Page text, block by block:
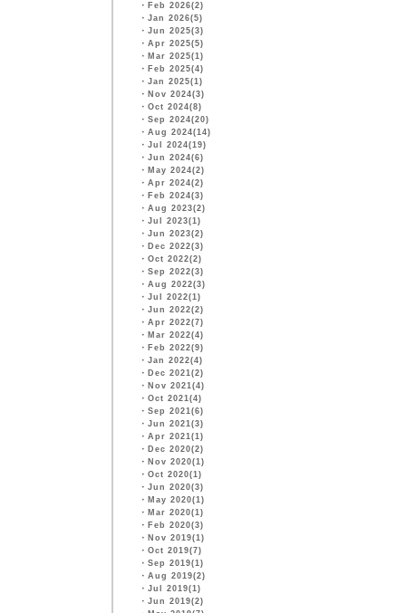
・ Feb 2026(2)
・ Jan 2026(5)
・ Jun 2025(3)
・ Apr 2025(5)
・ Mar 2025(1)
・ Feb 2025(4)
・ Jan 2025(1)
・ Nov 2024(3)
・ Oct 2024(8)
・ Sep 2024(20)
・ Aug 2024(14)
・ Jul 2024(19)
・ Jun 2024(6)
・ May 2024(2)
・ Apr 2024(2)
・ Feb 2024(3)
・ Aug 2023(2)
・ Jul 2023(1)
・ Jun 2023(2)
・ Dec 2022(3)
・ Oct 2022(2)
・ Sep 2022(3)
・ Aug 2022(3)
・ Jul 2022(1)
・ Jun 2022(2)
・ Apr 2022(7)
・ Mar 2022(4)
・ Feb 2022(9)
・ Jan 2022(4)
・ Dec 2021(2)
・ Nov 2021(4)
・ Oct 2021(4)
・ Sep 2021(6)
・ Jun 2021(3)
・ Apr 2021(1)
・ Dec 2020(2)
・ Nov 2020(1)
・ Oct 2020(1)
・ Jun 2020(3)
・ May 2020(1)
・ Mar 2020(1)
・ Feb 2020(3)
・ Nov 2019(1)
・ Oct 2019(7)
・ Sep 2019(1)
・ Aug 2019(2)
・ Jul 2019(1)
・ Jun 2019(2)